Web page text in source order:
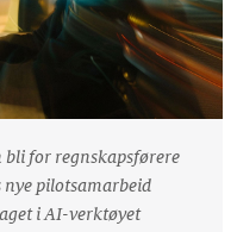
bli for regnskapsførere
pilotsamarbeid
i AI-verktøyet